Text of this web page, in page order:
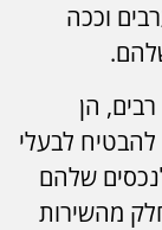
וככה
הן
להבטיח לבעלי
שלהם
מהשירות